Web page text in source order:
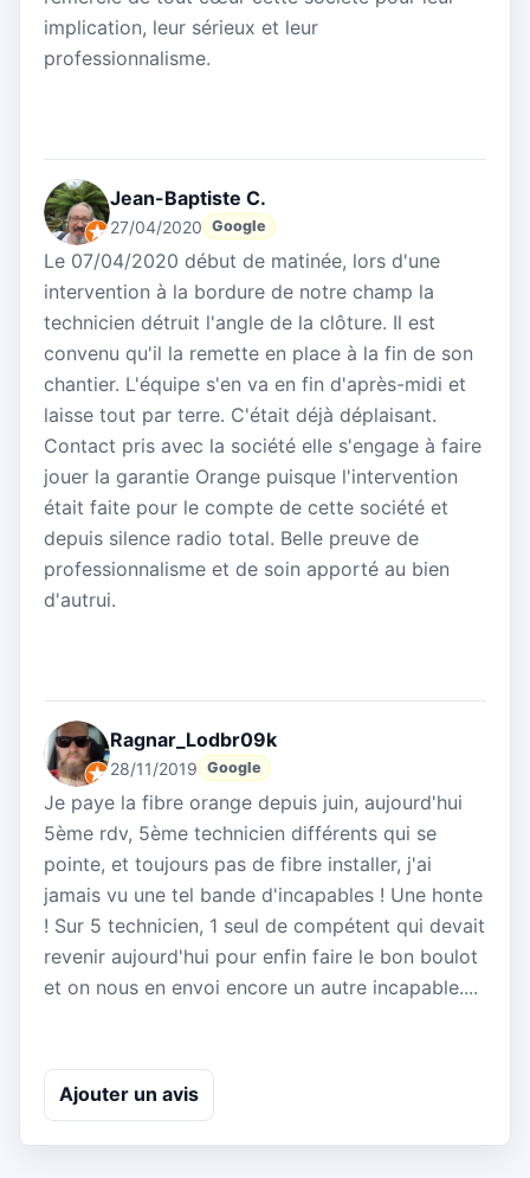
implication, leur sérieux et leur
professionnalisme.
Jean-Baptiste C.
27/04/2020 Google
Le 07/04/2020 début de matinée, lors d'une
intervention à la bordure de notre champ la
technicien détruit l'angle de la clôture. Il est
convenu qu'il la remette en place à la fin de son
chantier. L'équipe s'en va en fin d'après-midi et
laisse tout par terre. C'était déjà déplaisant.
Contact pris avec la société elle s'engage à faire
jouer la garantie Orange puisque l'intervention
était faite pour le compte de cette société et
depuis silence radio total. Belle preuve de
professionnalisme et de soin apporté au bien
d'autrui.
Ragnar_Lodbr09k
28/11/2019 Google
Je paye la fibre orange depuis juin, aujourd'hui
5ème rdv, 5ème technicien différents qui se
pointe, et toujours pas de fibre installer, j'ai
jamais vu une tel bande d'incapables ! Une honte
! Sur 5 technicien, 1 seul de compétent qui devait
revenir aujourd'hui pour enfin faire le bon boulot
et on nous en envoi encore un autre incapable....
Ajouter un avis